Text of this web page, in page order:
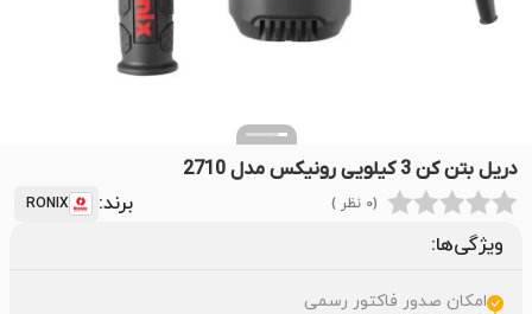
دریل بتن کن 3 کیلویی رونیکس مدل 2710
(0 نظر ) برند: RONIX
ویژگی‌ها:
امکان صدور فاکتور رسمی